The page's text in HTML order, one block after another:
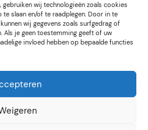
wij technologieën zoals cookies
slaan en/of te raadplegen. Door in te
wij gegevens zoals surfgedrag of
Als je geen toestemming geeft of uw
invloed hebben op bepaalde functies